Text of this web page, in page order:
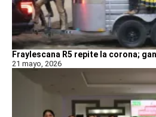
Fraylescana R5 repite la corona;
21 mayo, 2026